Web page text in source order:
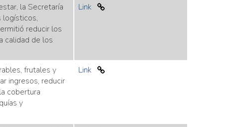
la Secretaría
logísticos,
reducir los
calidad de los
Link
frutales y
ingresos, reducir
cobertura
y
Link